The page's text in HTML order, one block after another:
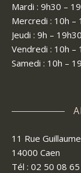
Mardi : 9h30 –
Mercredi : 10h –
Jeudi : 9h – 19h30
Vendredi : 10h –
Samedi : 10h –
11 Rue
14000 Caen
Tél : 02 50 08